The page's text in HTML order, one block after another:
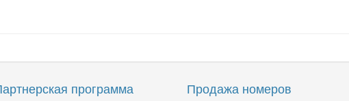
программа Продажа номеров